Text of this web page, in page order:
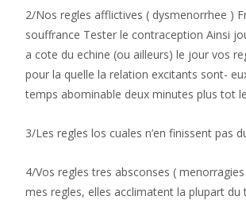
2/Nos regles afflictives ( dysmenorrhee )
souffrance Tester le contraception Ainsi
a cote du echine (ou ailleurs) le jour vos
pour la quelle la relation excitants sont-
temps abominable deux minutes plus tot
3/Les regles los cuales n’en finissent pas
4/Vos regles tres absconses (
mes regles, elles acclimatent la plupart du